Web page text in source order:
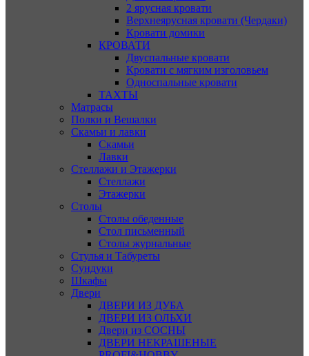
2 ярусная кровати
Верхнеярусная кровати (Чердаки)
Кровати домики
КРОВАТИ
Двуспальные кровати
Кровати с мягким изголовьем
Односпальные кровати
ТАХТЫ
Матрасы
Полки и Вешалки
Скамьи и лавки
Скамьи
Лавки
Стеллажи и Этажерки
Стеллажи
Этажерки
Столы
Столы обеденные
Стол письменный
Столы журнальные
Стулья и Табуреты
Сундуки
Шкафы
Двери
ДВЕРИ ИЗ ДУБА
ДВЕРИ ИЗ ОЛЬХИ
Двери из СОСНЫ
ДВЕРИ НЕКРАШЕНЫЕ